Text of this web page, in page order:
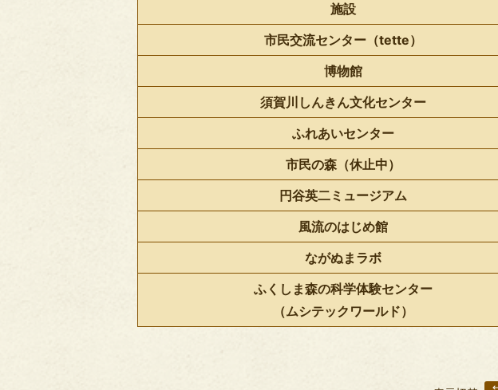
施設
市民交流センター（tette）
博物館
須賀川しんきん文化センター
ふれあいセンター
市民の森（休止中）
円谷英二ミュージアム
風流のはじめ館
ながぬまラボ
ふくしま森の科学体験センター
（ムシテックワールド）